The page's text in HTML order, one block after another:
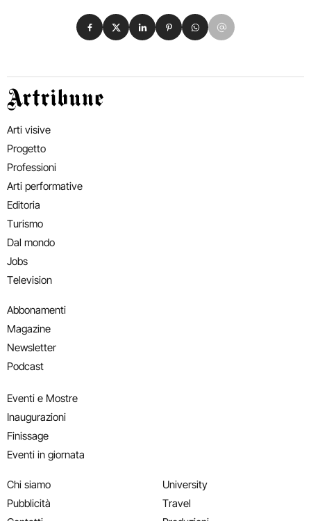
Condividi su Facebook
Condividi su X
Condividi su LinkedIn
Condividi su Pinterest
Condividi su WhatsApp
Condividi su Email
Artribune
Arti visive
Progetto
Professioni
Arti performative
Editoria
Turismo
Dal mondo
Jobs
Television
Abbonamenti
Magazine
Newsletter
Podcast
Eventi e Mostre
Inaugurazioni
Finissage
Eventi in giornata
Chi siamo
Pubblicità
University
Travel